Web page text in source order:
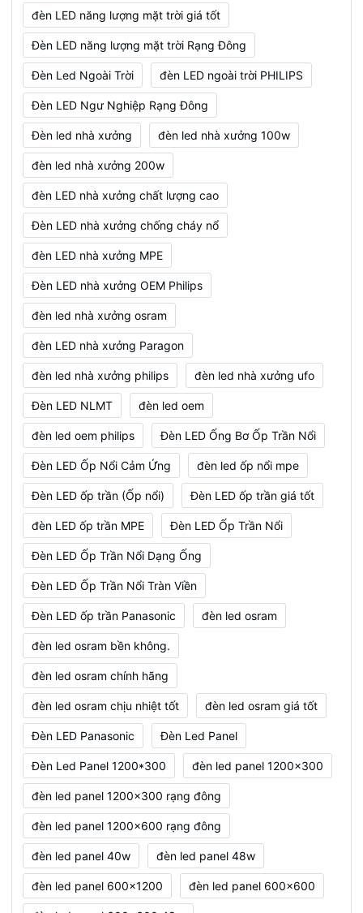
đèn LED năng lượng mặt trời giá tốt
Đèn LED năng lượng mặt trời Rạng Đông
Đèn Led Ngoài Trời đèn LED ngoài trời PHILIPS
Đèn LED Ngư Nghiệp Rạng Đông
Đèn led nhà xưởng đèn led nhà xưởng 100w
đèn led nhà xưởng 200w
đèn LED nhà xưởng chất lượng cao
Đèn LED nhà xưởng chống cháy nổ
đèn LED nhà xưởng MPE
Đèn LED nhà xưởng OEM Philips
đèn led nhà xưởng osram
đèn LED nhà xưởng Paragon
đèn led nhà xưởng philips đèn led nhà xưởng ufo
Đèn LED NLMT đèn led oem
đèn led oem philips Đèn LED Ống Bơ Ốp Trần Nổi
Đèn LED Ốp Nổi Cảm Ứng đèn led ốp nổi mpe
Đèn LED ốp trần (Ốp nổi) Đèn LED ốp trần giá tốt
đèn LED ốp trần MPE Đèn LED Ốp Trần Nổi
Đèn LED Ốp Trần Nổi Dạng Ống
Đèn LED Ốp Trần Nổi Tràn Viền
Đèn LED ốp trần Panasonic đèn led osram
đèn led osram bền không.
đèn led osram chính hãng
đèn led osram chịu nhiệt tốt đèn led osram giá tốt
Đèn LED Panasonic Đèn Led Panel
Đèn Led Panel 1200*300 đèn led panel 1200x300
đèn led panel 1200x300 rạng đông
đèn led panel 1200x600 rạng đông
đèn led panel 40w đèn led panel 48w
đèn led panel 600x1200 đèn led panel 600x600